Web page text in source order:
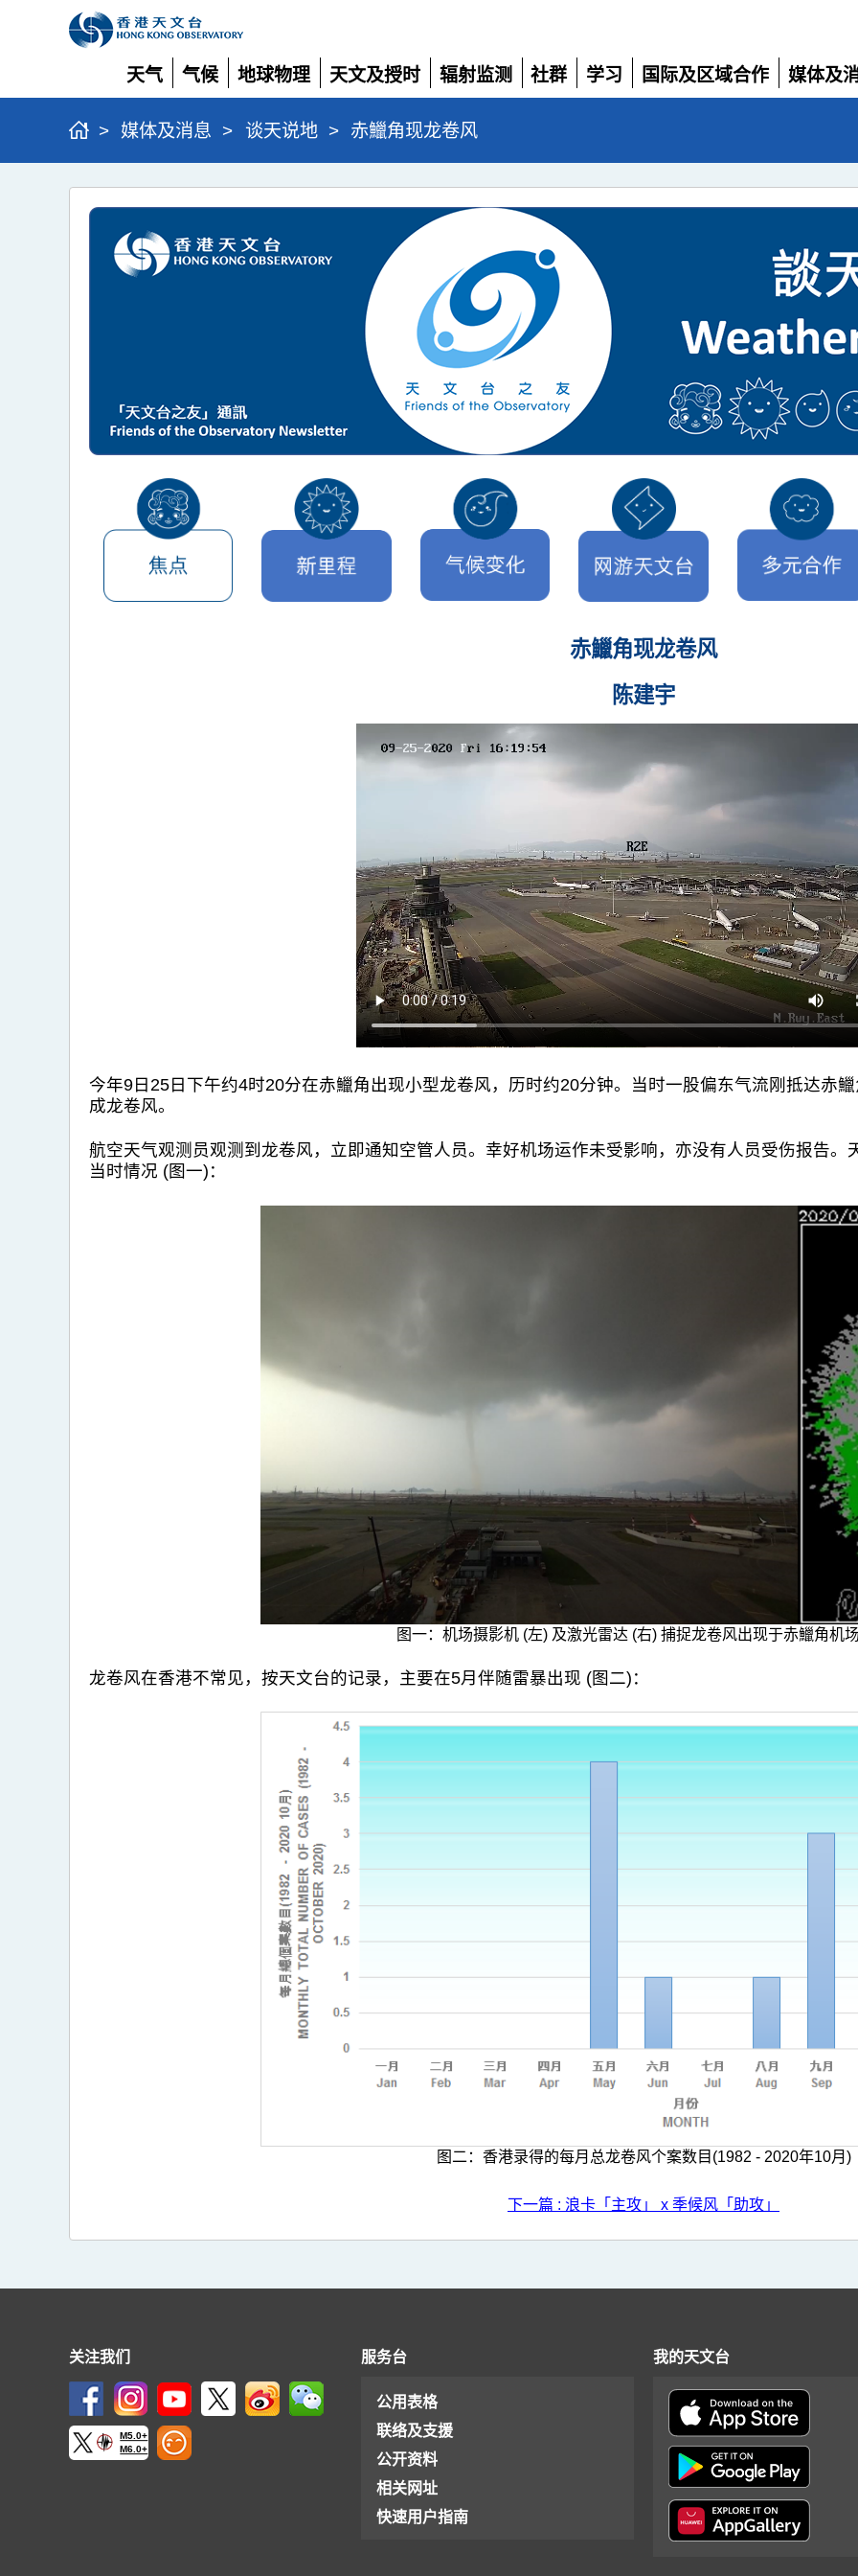
天气
展
开
气候
展
开
地球物理
展
开
天文及授时
展
开
辐射监测
展
开
社群
展
学习
展
国际及区域合作
展
媒体及
展
> 媒体及消息 > 谈天说地 > 赤鱲角现龙卷风
赤
赤鱲角现龙卷风
陈建宇
今年9日25日下午约4时20分在赤鱲角出现小型龙卷风，历时约20分钟。当时一股偏东气流刚抵达赤
成龙卷风。
航空天气观测员观测到龙卷风，立即通知空管人员。幸好机场运作未受影响，亦没有人员受伤报告
当时情况 (图一)：
图一：机场摄影机 (左) 及激光雷达 (右) 捕捉龙卷风出现于赤鱲角机
龙卷风在香港不常见，按天文台的记录，主要在5月伴随雷暴出现 (图二)：
图二：香港录得的每月总龙卷风个案数目(1982 - 2020年10月)
下一篇 : 浪卡「主攻」 x 季候风「助攻」
关注我们
M5.0+
M6.0+
服务台
公用表格
联络及支援
公开资料
相关网址
快速用户指南
我的天文台